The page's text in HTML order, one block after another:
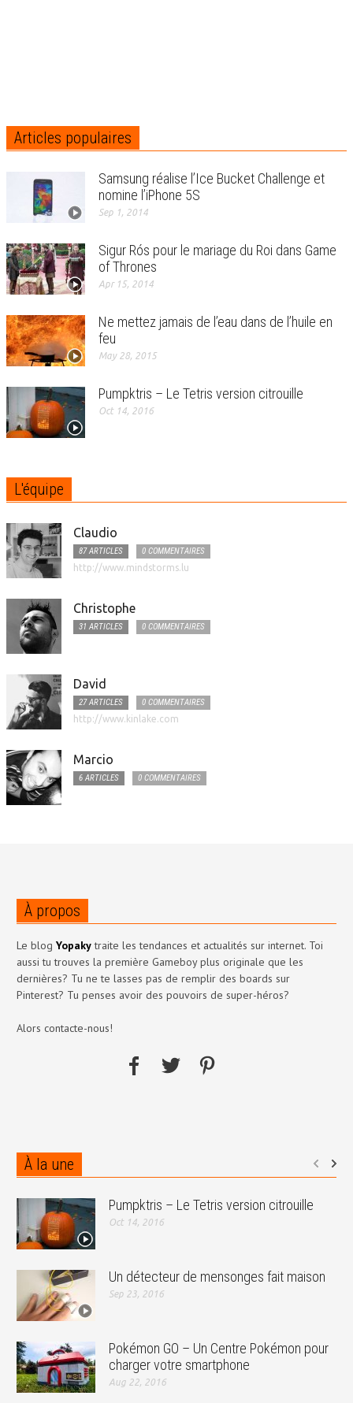
Articles populaires
Samsung réalise l’Ice Bucket Challenge et
nomine l’iPhone 5S
Sep 1, 2014
Sigur Rós pour le mariage du Roi dans Game
of Thrones
Apr 15, 2014
Ne mettez jamais de l’eau dans de l’huile en
feu
May 28, 2015
Pumpktris – Le Tetris version citrouille
Oct 14, 2016
L'équipe
Claudio
87 ARTICLES
0 COMMENTAIRES
http://www.mindstorms.lu
Christophe
31 ARTICLES 0 COMMENTAIRES
David
27 ARTICLES
0 COMMENTAIRES
http://www.kinlake.com
Marcio
6 ARTICLES 0 COMMENTAIRES
À propos
Le blog Yopakytraite les tendances et actualités sur internet. Toi
aussi tu trouves la première Gameboy plus originale que les
dernières? Tu ne te lasses pas de remplir des boards sur
Pinterest? Tu penses avoir des pouvoirs de super-héros?
Alors contacte-nous!
À la une
Pumpktris – Le Tetris version citrouille
Oct 14, 2016
Un détecteur de mensonges fait maison
Sep 23, 2016
Pokémon GO – Un Centre Pokémon pour
charger votre smartphone
Aug 22, 2016